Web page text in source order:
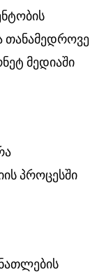
ᲗᲐᲜᲐᲛᲔᲓᲠᲝᲕᲔ
ᲛᲔᲓᲘᲐᲨᲘ
ᲞᲠᲝᲪᲔᲡᲨᲘ